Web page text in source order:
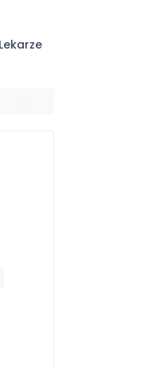
Lekarze